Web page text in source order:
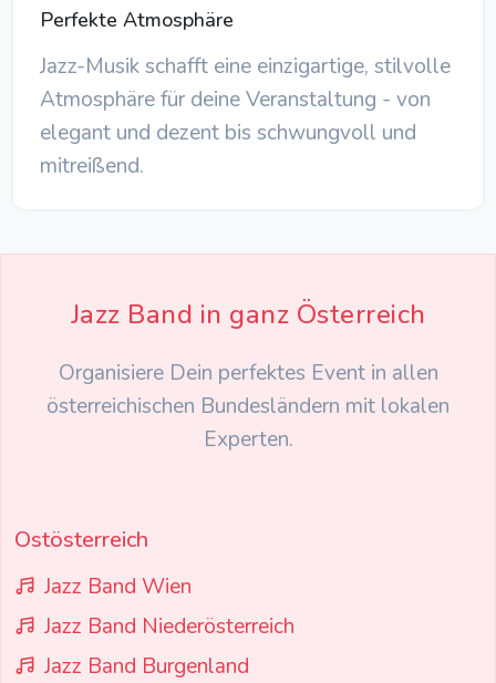
Perfekte Atmosphäre
Jazz-Musik schafft eine einzigartige, stilvolle
Atmosphäre für deine Veranstaltung - von
elegant und dezent bis schwungvoll und
mitreißend.
Jazz Band in ganz Österreich
Organisiere Dein perfektes Event in allen
österreichischen Bundesländern mit lokalen
Experten.
Ostösterreich
Jazz Band Wien
Jazz Band Niederösterreich
Jazz Band Burgenland